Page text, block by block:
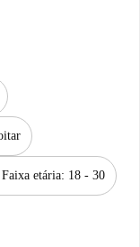
Faixa etária: 18 - 30